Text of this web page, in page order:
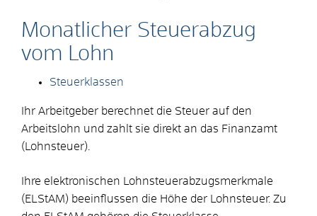
Monatlicher Steuerabzug
vom Lohn
Steuerklassen
Ihr Arbeitgeber berechnet die Steuer auf den
Arbeitslohn und zahlt sie direkt an das Finanzamt
(Lohnsteuer).
Ihre elektronischen Lohnsteuerabzugsmerkmale
(ELStAM) beeinflussen die Höhe der Lohnsteuer. Zu